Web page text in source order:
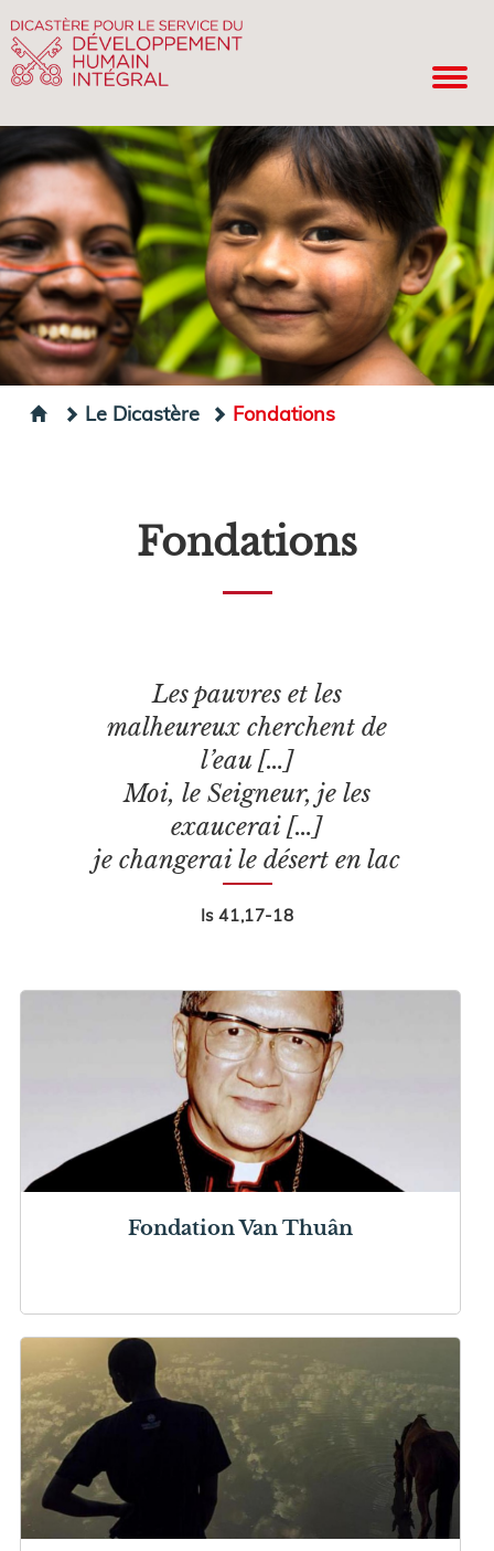
Le Dicastère Fondations
Fondations
Les pauvres et les
malheureux cherchent de
l’eau […]
Moi, le Seigneur, je les
exaucerai […]
je changerai le désert en lac
Is 41,17-18
Fondation Van Thuân